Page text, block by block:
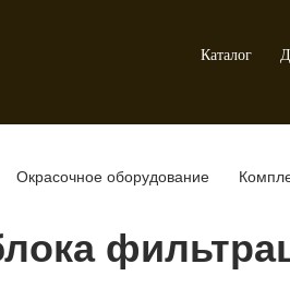
Каталог
Окрасочное оборудование